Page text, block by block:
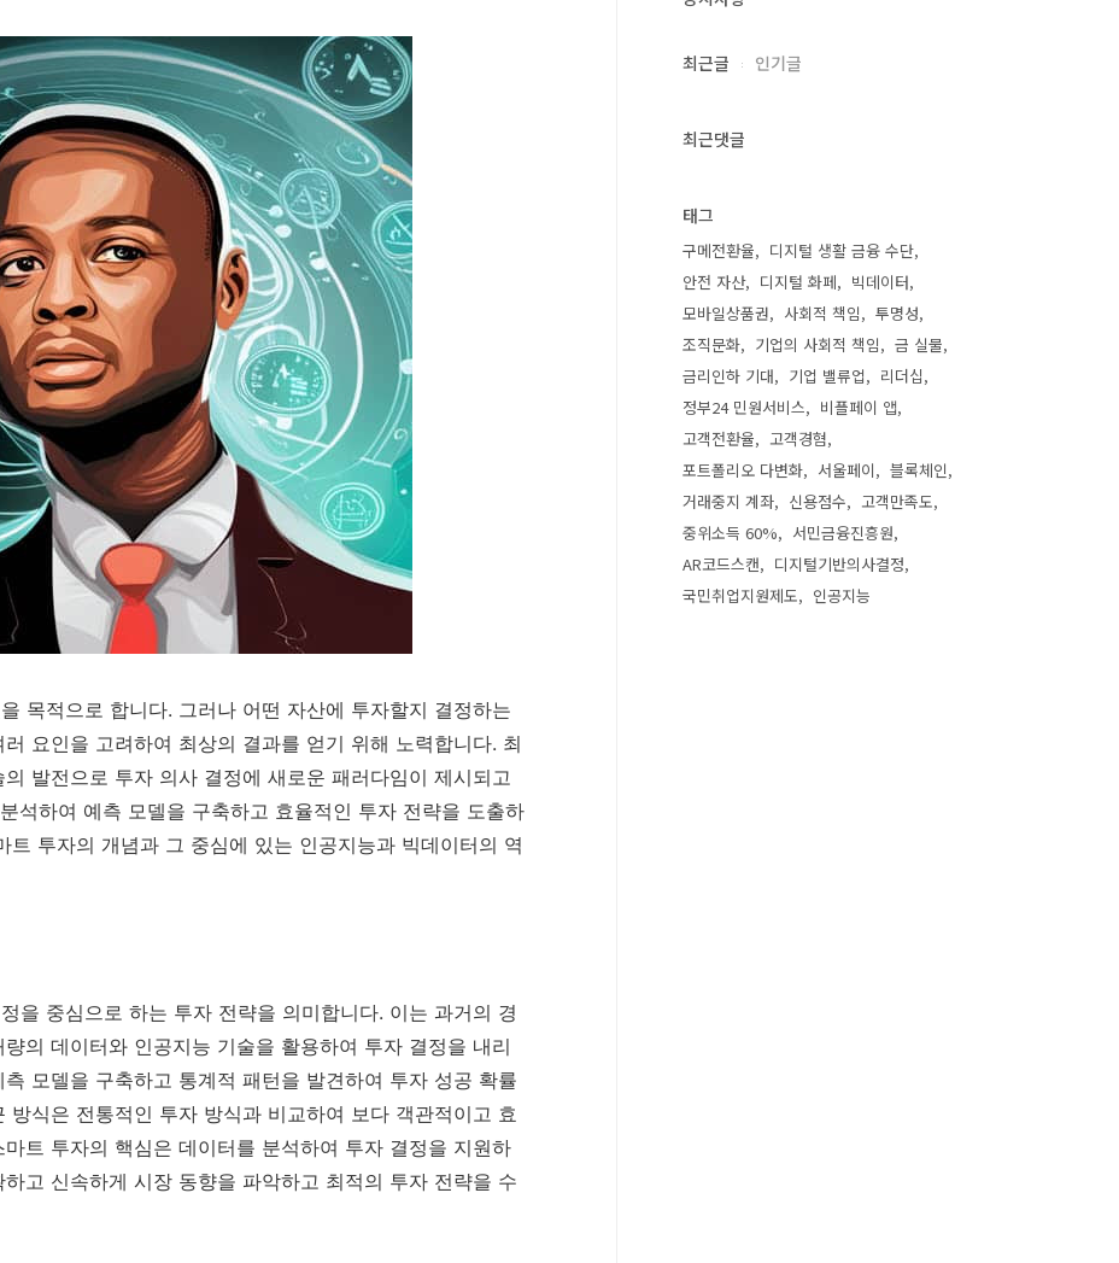
목적으로 합니다. 그러나 어떤 자산에 투자할지 결정하는
요인을 고려하여 최상의 결과를 얻기 위해 노력합니다. 최
발전으로 투자 의사 결정에 새로운 패러다임이 제시되고
석하여 예측 모델을 구축하고 효율적인 투자 전략을 도출하
투자의 개념과 그 중심에 있는 인공지능과 빅데이터의 역
을 중심으로 하는 투자 전략을 의미합니다. 이는 과거의 경
의 데이터와 인공지능 기술을 활용하여 투자 결정을 내리
모델을 구축하고 통계적 패턴을 발견하여 투자 성공 확률
식은 전통적인 투자 방식과 비교하여 보다 객관적이고 효
트 투자의 핵심은 데이터를 분석하여 투자 결정을 지원하
고 신속하게 시장 동향을 파악하고 최적의 투자 전략을 수
최근글 인기글
최근댓글
태그
구메전환율
디지털 생활 금융 수단
안전 자산
디지털 화페
빅데이터
모바일상품권
사회적 책임
투명성
조직문화
기업의 사회적 책임
금 실물
금리인하 기대
기업 밸류업
리더십
정부24 민원서비스
비플페이 앱
고객전환율
고객경혐
포트폴리오 다변화
서울페이
블록체인
거래중지 계좌
신용점수
고객만족도
중위소득 60%
서민금융진흥원
AR코드스캔
디지털기반의사결정
국민취업지원제도
인공지능